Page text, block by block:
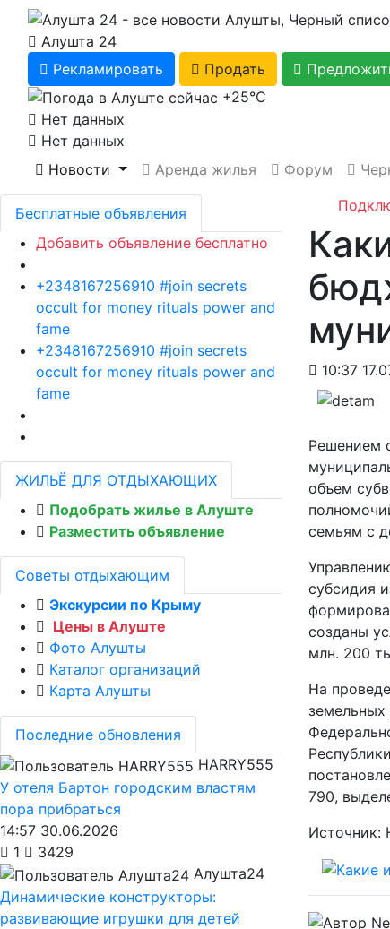
Алушта 24
Рекламировать
Продать
+25℃
Нет данных
Нет данных
Новости
Аренда жилья Форум
10:37
Решением
объем
семьям с
субсидия
созданы
млн. 200
На
земельных
790,
Источник:
Бесплатные объявления
Добавить объявление бесплатно
+2348167256910 #join secrets
occult for money rituals power and
fame
+2348167256910 #join secrets
occult for money rituals power and
fame
ЖИЛЬЁ ДЛЯ ОТДЫХАЮЩИХ
Подобрать жилье в Алуште
Разместить объявление
Советы отдыхающим
Экскурсии по Крыму
Цены в Алуште
Фото Алушты
Каталог организаций
Карта Алушты
Последние обновления
HARRY555
У отеля Бартон городским властям
пора прибраться
14:57 30.06.2026
1
3429
Алушта24
Динамические конструкторы:
развивающие игрушки для детей